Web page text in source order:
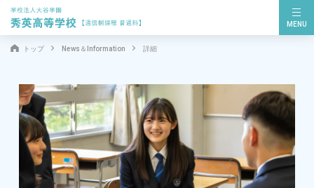
MENU
トップ News＆Information 詳細